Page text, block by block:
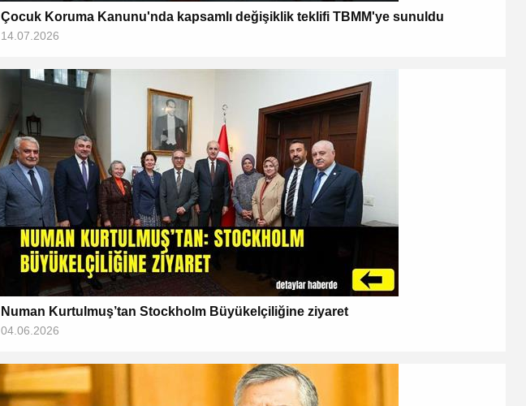
Çocuk Koruma Kanunu'nda kapsamlı değişiklik teklifi TBMM'ye sunuldu
14.07.2026
Numan Kurtulmuş’tan Stockholm Büyükelçiliğine ziyaret
04.06.2026